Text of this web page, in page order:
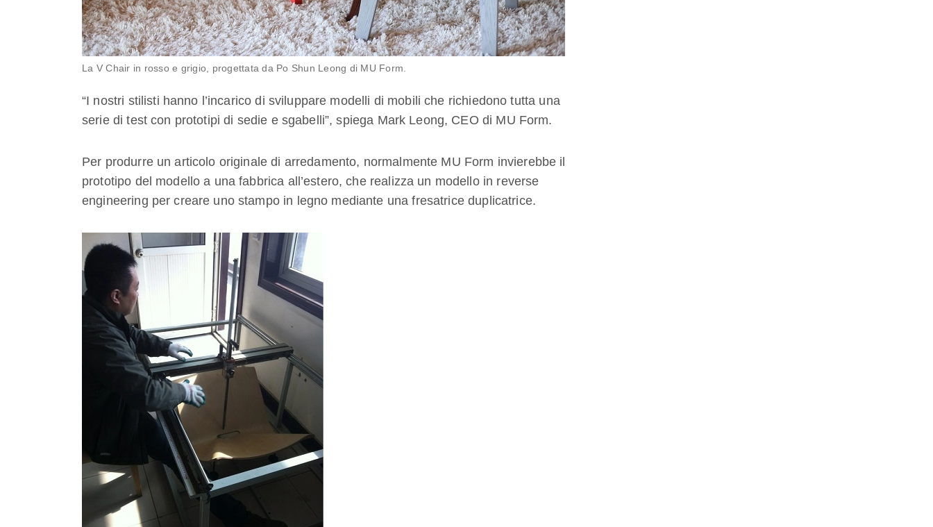
La V Chair in rosso e grigio, progettata da Po Shun Leong di MU Form.
“I nostri stilisti hanno l’incarico di sviluppare modelli di mobili che richiedono tutta una
serie di test con prototipi di sedie e sgabelli”, spiega Mark Leong, CEO di MU Form.
Per produrre un articolo originale di arredamento, normalmente MU Form invierebbe il
prototipo del modello a una fabbrica all’estero, che realizza un modello in reverse
engineering per creare uno stampo in legno mediante una fresatrice duplicatrice.